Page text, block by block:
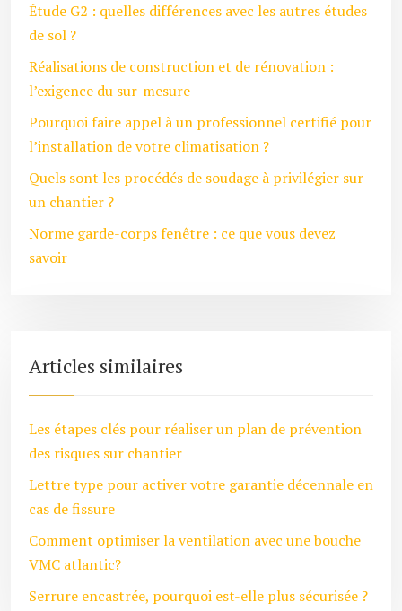
Étude G2 : quelles différences avec les autres études
de sol ?
Réalisations de construction et de rénovation :
l’exigence du sur-mesure
Pourquoi faire appel à un professionnel certifié pour
l’installation de votre climatisation ?
Quels sont les procédés de soudage à privilégier sur
un chantier ?
Norme garde-corps fenêtre : ce que vous devez
savoir
Articles similaires
Les étapes clés pour réaliser un plan de prévention
des risques sur chantier
Lettre type pour activer votre garantie décennale en
cas de fissure
Comment optimiser la ventilation avec une bouche
VMC atlantic?
Serrure encastrée, pourquoi est-elle plus sécurisée ?